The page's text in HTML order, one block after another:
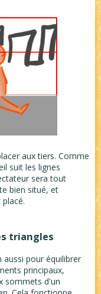
aux tiers. Comme
suit les lignes
sera tout
bien situé, et
triangles
pour équilibrer
principaux,
sommets d'un